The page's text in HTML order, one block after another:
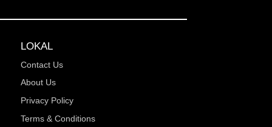
LOKAL
Contact Us
About Us
Privacy Policy
Terms & Conditions